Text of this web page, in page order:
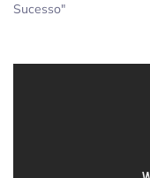
Sucesso"